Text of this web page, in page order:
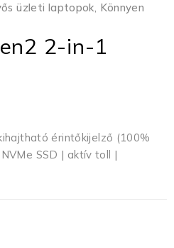
üzleti laptopok, Könnyen
2-in-1
érintőkijelző (100%
SSD | aktív toll |